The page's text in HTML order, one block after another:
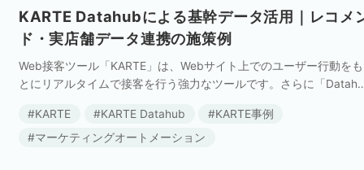
KARTE Datahubによる基幹データ活用｜レコメ
ド・実店舗データ連携の施策例
Web接客ツール「KARTE」は、Webサイト上でのユーザー行動をも
とにリアルタイムで接客を行う強力なツールです。さらに「Datahu
インの顧客データま […]
KARTE KARTE Datahub
KARTE事例
マーケティングオートメーション